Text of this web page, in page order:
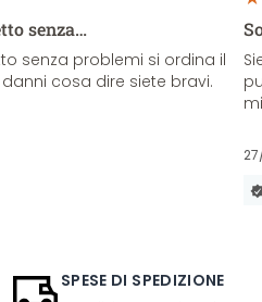
senza…
senza problemi si ordina il
cosa dire siete bravi.
SPESE DI SPEDIZIONE